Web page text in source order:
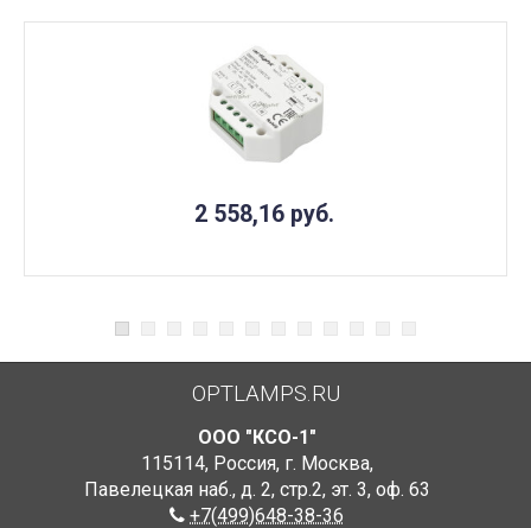
2 558,16 руб.
OPTLAMPS.RU
ООО "КСО-1"
115114, Россия, г. Москва,
Павелецкая наб., д. 2, стр.2, эт. 3, оф. 63
+7(499)648-38-36